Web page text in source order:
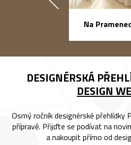
Na
DESIGNÉRSKÁ
DESIGN
Osmý ročník designérské přehlídky
přípravě. Přijďte se podívat na
a nakoupit přímo od